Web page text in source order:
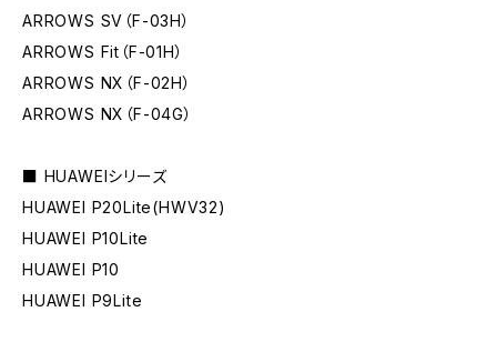
ARROWS SV（F-03H）
ARROWS Fit（F-01H）
ARROWS NX（F-02H）
ARROWS NX（F-04G）
■ HUAWEIシリーズ
HUAWEI P20Lite(HWV32)
HUAWEI P10Lite
HUAWEI P10
HUAWEI P9Lite